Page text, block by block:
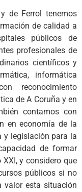
de Ferrol tenemos
de calidad a
públicos de
profesionales de
científicos y
informática
reconocimiento
de A Coruña y en
contamos con
en economía de la
y legislación para la
de formar
y considero que
públicos si no
valor esta situación